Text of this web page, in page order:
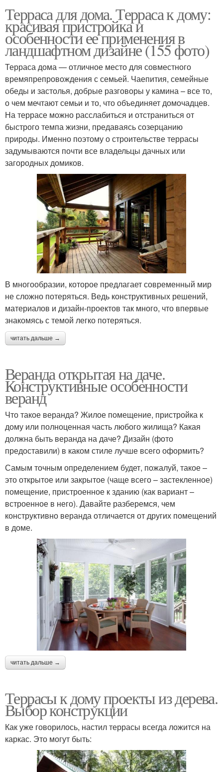
Терраса для дома. Терраса к дому:
красивая пристройка и
особенности ее применения в
ландшафтном дизайне (155 фото)
Терраса дома — отличное место для совместного
времяпрепровождения с семьей. Чаепития, семейные
обеды и застолья, добрые разговоры у камина – все то,
о чем мечтают семьи и то, что объединяет домочадцев.
На террасе можно расслабиться и отстраниться от
быстрого темпа жизни, предаваясь созерцанию
природы. Именно поэтому о строительстве террасы
задумываются почти все владельцы дачных или
загородных домиков.
В многообразии, которое предлагает современный мир
не сложно потеряться. Ведь конструктивных решений,
материалов и дизайн-проектов так много, что впервые
знакомясь с темой легко потеряться.
читать дальше →
Веранда открытая на даче.
Конструктивные особенности
веранд
Что такое веранда? Жилое помещение, пристройка к
дому или полноценная часть любого жилища? Какая
должна быть веранда на даче? Дизайн (фото
предоставили) в каком стиле лучше всего оформить?
Самым точным определением будет, пожалуй, такое –
это открытое или закрытое (чаще всего – застекленное)
помещение, пристроенное к зданию (как вариант –
встроенное в него). Давайте разберемся, чем
конструктивно веранда отличается от других помещений
в доме.
читать дальше →
Террасы к дому проекты из дерева.
Выбор конструкции
Как уже говорилось, настил террасы всегда ложится на
каркас. Это могут быть: